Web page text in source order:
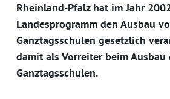
Rheinland-Pfalz hat im Jahr
Landesprogramm den Ausbau
Ganztagsschulen gesetzlich
damit als Vorreiter beim Ausbau
Ganztagsschulen.